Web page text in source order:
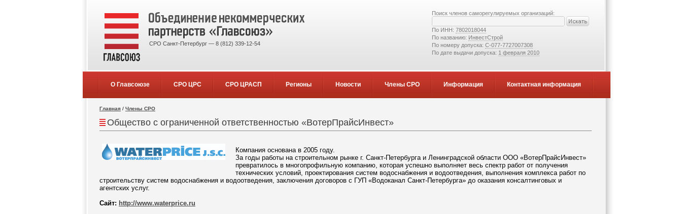
СРО Санкт-Петербург — 8 (812) 339-12-54
Поиск членов саморегулируемых организаций:
По ИНН: 7802018044
По названию: ИнвестСтрой
По номеру допуска: С-077-7727007308
По дате выдачи допуска: 1 февраля 2010
О Главсоюзе СРО ЦРС СРО ЦРАСП Регионы Новости Члены СРО Информация Контактная информация
Главная / Члены СРО
Общество с ограниченной ответственностью «ВотерПрайсИнвест»
Компания основана в 2005 году.
За годы работы на строительном рынке г. Санкт-Петербурга и Ленинградской области ООО «ВотерПрайсИнвест»
превратилось в многопрофильную компанию, которая успешно выполняет весь спектр работ от получения
технических условий, проектирования систем водоснабжения и водоотведения, выполнения комплекса работ по
строительству систем водоснабжения и водоотведения, заключения договоров с ГУП «Водоканал Санкт-Петербурга» до оказания консалтинговых и
агентских услуг.
Сайт: http://www.waterprice.ru